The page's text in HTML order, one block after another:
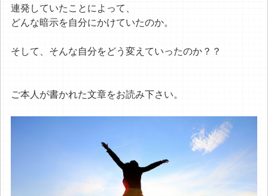
連発していたことによって、
どんな暗示を自分にかけていたのか。
そして、そんな自分をどう変えていったのか？？
ご本人が書かれた文章をお読み下さい。